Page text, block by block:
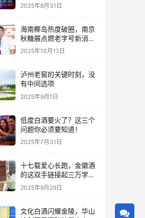
2025年8月31日
海南椰岛热度破圈，南京
秋糖展点燃老字号新消费
热潮
2025年10月17日
泸州老窖的关键时刻，没
有中间选项
2025年9月1日
低度白酒要火了？这三个
问题你必须要知道！
2025年7月31日
十七载爱心长跑，金徽酒
的这双手链接起三万学子
的人生路
2025年9月29日
文化白酒闪耀金陵，华山